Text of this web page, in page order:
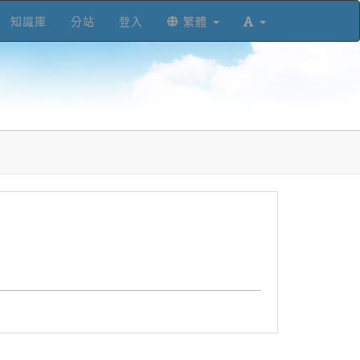
知識庫 分站 登入 繁體